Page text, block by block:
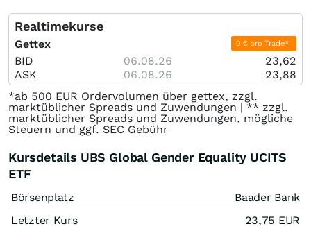
Realtimekurse
Gettex 0 € pro Trade*
BID 06.08.26
23,62
ASK
06.08.26
23,88
*ab 500 EUR Ordervolumen über gettex, zzgl.
marktüblicher Spreads und Zuwendungen | ** zzgl.
marktüblicher Spreads und Zuwendungen, mögliche
Steuern und ggf. SEC Gebühr
Kursdetails UBS Global Gender Equality UCITS
ETF
Börsenplatz
Baader Bank
Letzter Kurs
23,75 EUR